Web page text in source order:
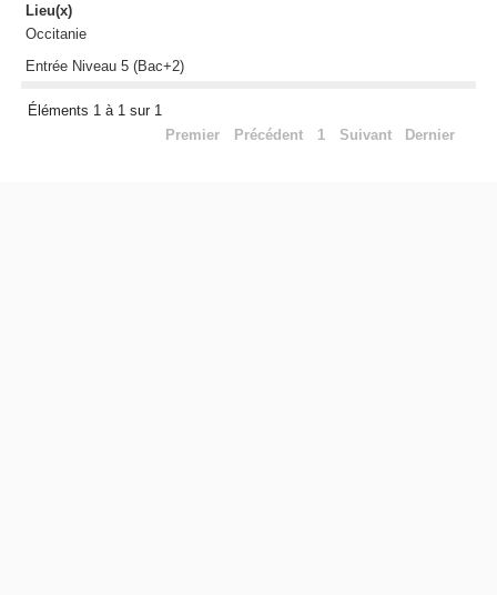
Lieu(x)
Occitanie
Entrée Niveau 5 (Bac+2)
Éléments 1 à 1 sur 1
Premier
Précédent 1 Suivant Dernier